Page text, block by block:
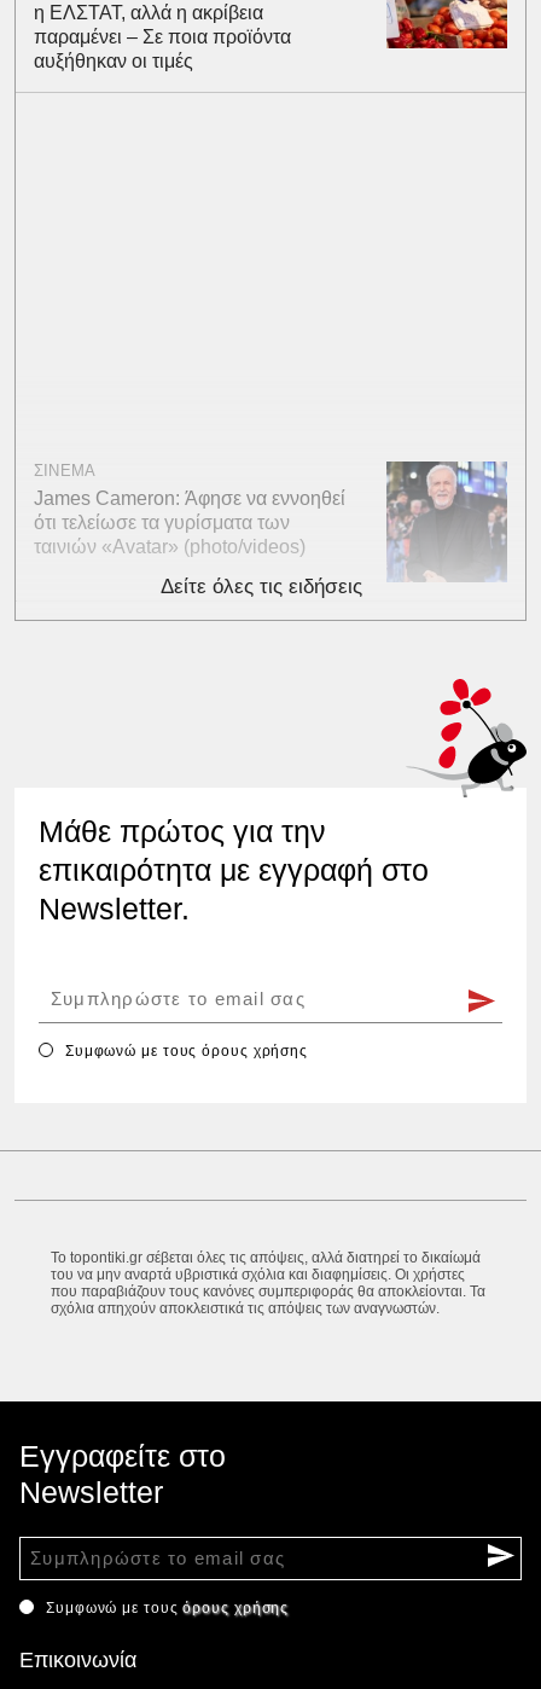
η ΕΛΣΤΑΤ, αλλά η ακρίβεια
παραμένει – Σε ποια προϊόντα
αυξήθηκαν οι τιμές
ΣΙΝΕΜΑ
James Cameron: Άφησε να εννοηθεί
ότι τελείωσε τα γυρίσματα των
ταινιών «Avatar» (photo/videos)
Δείτε όλες τις ειδήσεις
Μάθε πρώτος για την
επικαιρότητα με εγγραφή στο
Newsletter.
Συμφωνώ με τουςόρους χρήσης
Το topontiki.gr σέβεται όλες τις απόψεις, αλλά διατηρεί το δικαίωμά
του να μην αναρτά υβριστικά σχόλια και διαφημίσεις. Οι χρήστες
που παραβιάζουν τους κανόνες συμπεριφοράς θα αποκλείονται. Τα
σχόλια απηχούν αποκλειστικά τις απόψεις των αναγνωστών.
Εγγραφείτε στο
Newsletter
Συμφωνώ με τουςόρους χρήσης
Επικοινωνία